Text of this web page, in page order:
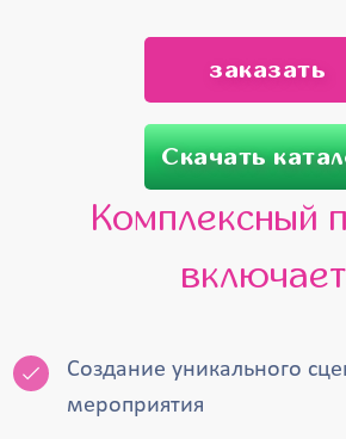
заказать
Скачать
Комплексный подход
Создание уникального
мероприятия